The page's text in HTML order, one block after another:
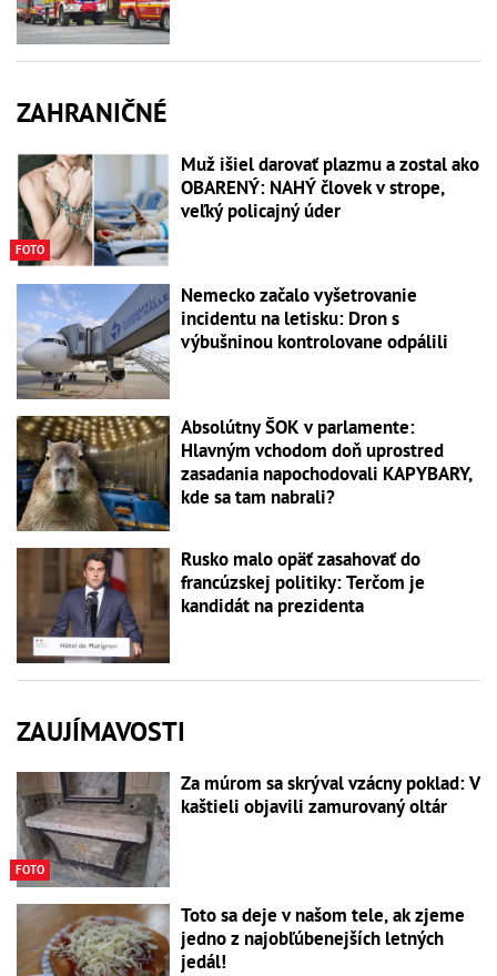
ZAHRANIČNÉ
FOTO
Muž išiel darovať plazmu a zostal ako
OBARENÝ: NAHÝ človek v strope,
veľký policajný úder
Nemecko začalo vyšetrovanie
incidentu na letisku: Dron s
výbušninou kontrolovane odpálili
Absolútny ŠOK v parlamente:
Hlavným vchodom doň uprostred
zasadania napochodovali KAPYBARY,
kde sa tam nabrali?
Rusko malo opäť zasahovať do
francúzskej politiky: Terčom je
kandidát na prezidenta
ZAUJÍMAVOSTI
FOTO
Za múrom sa skrýval vzácny poklad: V
kaštieli objavili zamurovaný oltár
Toto sa deje v našom tele, ak zjeme
jedno z najobľúbenejších letných
jedál!